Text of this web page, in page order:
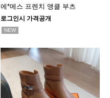
에*메스 프렌치 앵클 부츠
로그인시 가격공개
NEW